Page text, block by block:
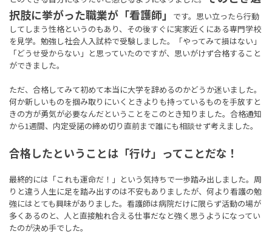
択肢に挙がった職業が「看護師」
です。思い立ったら行動
してしまう性格というのもあり、その後すぐに実家近くにある専門学校
を見学。勉強し社会人入試枠で受験しました。「やってみて損はない」
「どうせ受からない」と思っていたのですが、思いがけず合格すること
ができました。
ただ、合格してみて初めて本当に大学を辞めるのかどうか迷いました。
何か新しいものを掴み取りにいくときよりも持っているものを手放すと
きの方が勇気が必要なんだということをこのとき知りました。合格通知
から1週間、内定受諾の締め切り直前まで誰にも相談せず考えました。
合格したということは「行け」ってことだな！
最終的には「これも運命だ！」という気持ちで一歩踏み出しました。周
りと違う人生に足を踏み出すのは不安もありましたが、何より看護の勉
強にはとても興味がありました。看護師は病院だけに限らず活動の場が
多くあるのと、人と直接触れ合える仕事だなと強く思うようになってい
たのが決め手でした。